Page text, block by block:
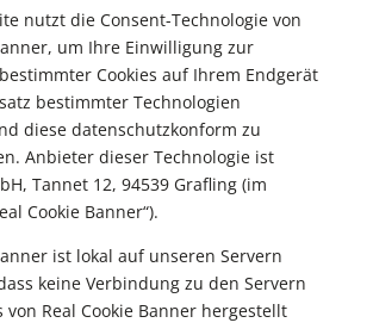
nutzt die Consent-Technologie von
um Ihre Einwilligung zur
Cookies auf Ihrem Endgerät
bestimmter Technologien
diese datenschutzkonform zu
Anbieter dieser Technologie ist
Tannet 12, 94539 Grafling (im
Cookie Banner“).
ist lokal auf unseren Servern
keine Verbindung zu den Servern
von Real Cookie Banner hergestellt